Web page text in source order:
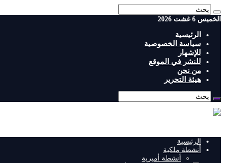
الخميس 6 غشت 2026
الرئيسية
سياسة الخصوصية
للإشهار
للنشر في الموقع
من نحن
هيئة التحرير
الرئيسية
أنشطة ملكية
أنشطة أميرية